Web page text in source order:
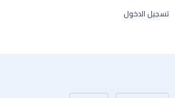
تسجيل الدخول